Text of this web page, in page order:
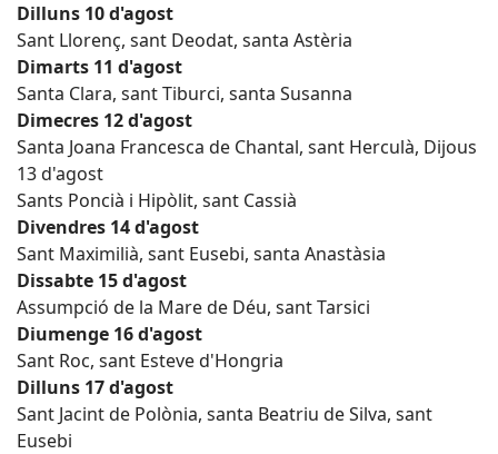
Dilluns 10 d'agost
Sant Llorenç, sant Deodat, santa Astèria
Dimarts 11 d'agost
Santa Clara, sant Tiburci, santa Susanna
Dimecres 12 d'agost
Santa Joana Francesca de Chantal, sant Herculà, Dijous
13 d'agost
Sants Poncià i Hipòlit, sant Cassià
Divendres 14 d'agost
Sant Maximilià, sant Eusebi, santa Anastàsia
Dissabte 15 d'agost
Assumpció de la Mare de Déu, sant Tarsici
Diumenge 16 d'agost
Sant Roc, sant Esteve d'Hongria
Dilluns 17 d'agost
Sant Jacint de Polònia, santa Beatriu de Silva, sant
Eusebi